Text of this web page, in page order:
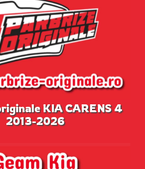
KIA CARENS 4
2013-2026